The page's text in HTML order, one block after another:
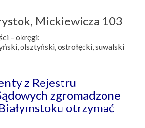
Mickiewicza 103
– okręgi:
olsztyński, ostrołęcki, suwalski
z Rejestru
zgromadzone
otrzymać